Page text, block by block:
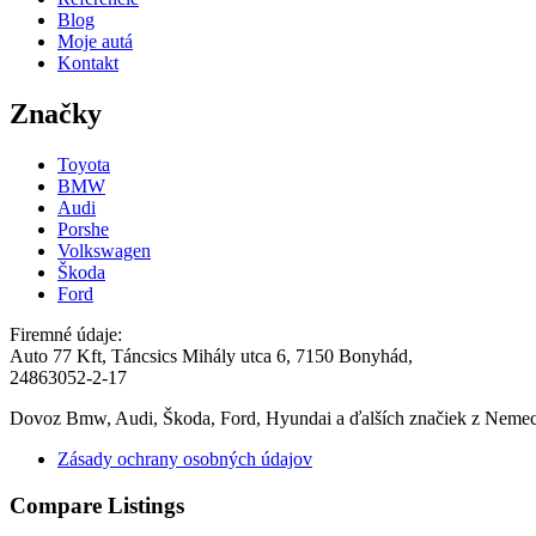
Blog
Moje autá
Kontakt
Značky
Toyota
BMW
Audi
Porshe
Volkswagen
Škoda
Ford
Firemné údaje:
Auto 77 Kft, Táncsics Mihály utca 6, 7150 Bonyhád,
24863052-2-17
Dovoz Bmw, Audi, Škoda, Ford, Hyundai a ďalších značiek z
Zásady ochrany osobných údajov
Compare Listings